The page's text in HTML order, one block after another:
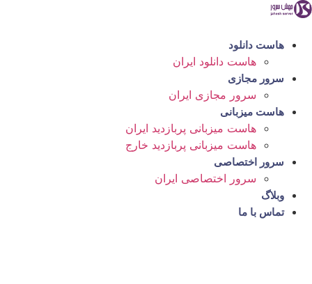
پرش
محتوا
هاست دانلود
هاست دانلود ایران
سرور مجازی
سرور مجازی ایران
هاست میزبانی
هاست میزبانی پربازدید ایران
هاست میزبانی پربازدید خارج
سرور اختصاصی
سرور اختصاصی ایران
وبلاگ
تماس با ما